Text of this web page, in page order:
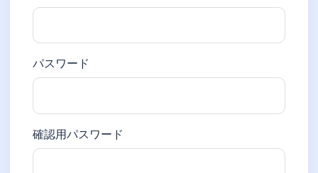
パスワード
確認用パスワード